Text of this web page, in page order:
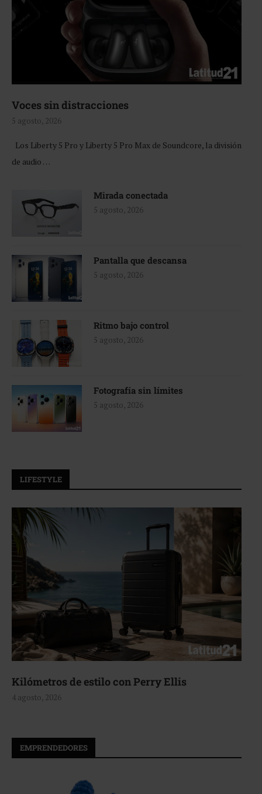
Voces sin distracciones
5 agosto, 2026
Los Liberty 5 Pro y Liberty 5 Pro Max de Soundcore, la división
de audio …
Mirada conectada
5 agosto, 2026
Pantalla que descansa
5 agosto, 2026
Ritmo bajo control
5 agosto, 2026
Fotografía sin límites
5 agosto, 2026
LIFESTYLE
con Perry Ellis Aerie, texturas
EMPRENDEDORES